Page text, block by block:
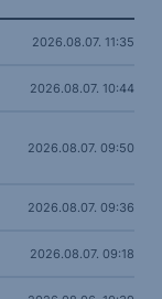
2026.08.07. 11:35
2026.08.07. 10:44
2026.08.07. 09:50
2026.08.07. 09:36
2026.08.07. 09:18